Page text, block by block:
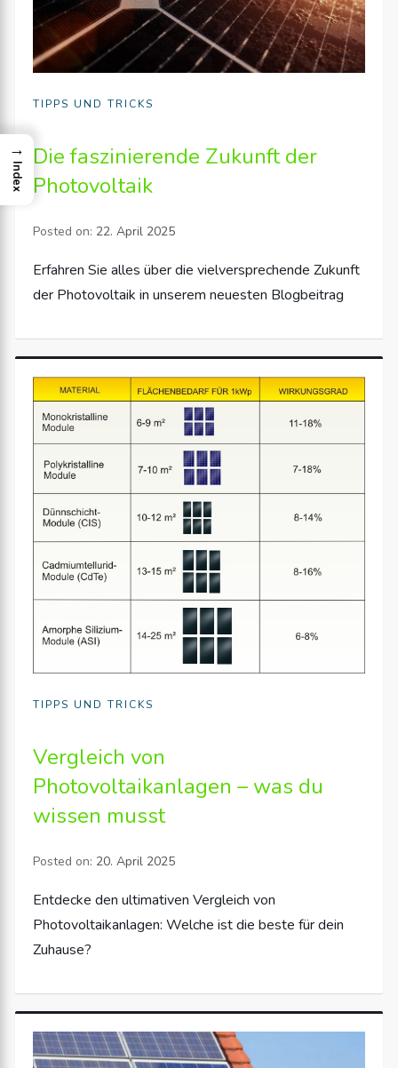
TIPPS UND TRICKS
Die faszinierende Zukunft der
Photovoltaik
Posted on: 22. April 2025
Erfahren Sie alles über die vielversprechende Zukunft
der Photovoltaik in unserem neuesten Blogbeitrag
TIPPS UND TRICKS
Vergleich von
Photovoltaikanlagen – was du
wissen musst
Posted on: 20. April 2025
Entdecke den ultimativen Vergleich von
Photovoltaikanlagen: Welche ist die beste für dein
Zuhause?
→
Index